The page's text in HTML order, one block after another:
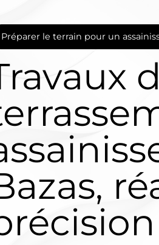
Préparer le terrain pour un